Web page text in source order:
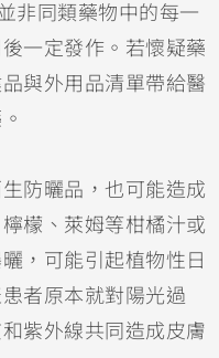
非同類藥物中的每一
一定發作。若懷疑藥
與外用品清單帶給醫
防曬品，也可能造成
檬、萊姆等柑橘汁或
，可能引起植物性日
者原本就對陽光過
紫外線共同造成皮膚